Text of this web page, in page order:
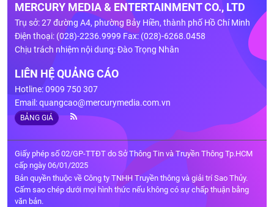
MERCURY MEDIA & ENTERTAINMENT CO., LTD
Trụ sở: 27 đường A4, phường Bảy Hiền, thành phố Hồ Chí Minh
Điện thoại: (028)-2236.9999 Fax: (028)-6268.0458
Chịu trách nhiệm nội dung: Đào Trọng Nhân
LIÊN HỆ QUẢNG CÁO
Hotline: 0909 750 307
Email:quangcao@mercurymedia.com.vn
BẢNG GIÁ
Giấy phép số 02/GP-TTĐT do Sở Thông Tin và Truyền Thông Tp.HCM
cấp ngày 06/01/2025
Bản quyền thuộc về Công ty TNHH Truyền thông và giải trí Sao Thủy.
Cấm sao chép dưới mọi hình thức nếu không có sự chấp thuận bằng
văn bản.